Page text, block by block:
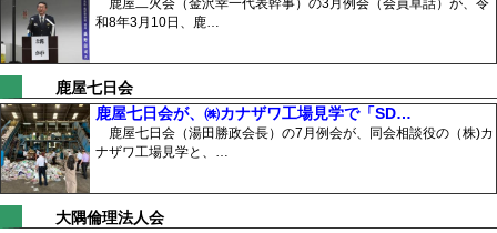
鹿屋二火会（金沢幸一代表幹事）の3月例会（会員卓話）が、令
和8年3月10日、鹿…
鹿屋七日会
鹿屋七日会が、㈱カナザワ工場見学で「SD…
鹿屋七日会（湯田勝政会長）の7月例会が、同会相談役の（株)カ
ナザワ工場見学と、…
大隅倫理法人会